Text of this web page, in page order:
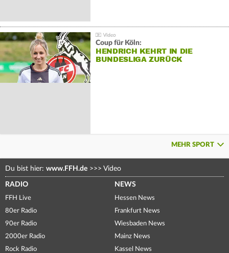
Coup für Köln:
HENDRICH KEHRT IN DIE
BUNDESLIGA ZURÜCK
MEHR SPORT
Du bist hier: www.FFH.de >>> Video
RADIO
FFH Live
80er Radio
90er Radio
2000er Radio
Rock Radio
NEWS
Hessen News
Frankfurt News
Wiesbaden News
Mainz News
Kassel News